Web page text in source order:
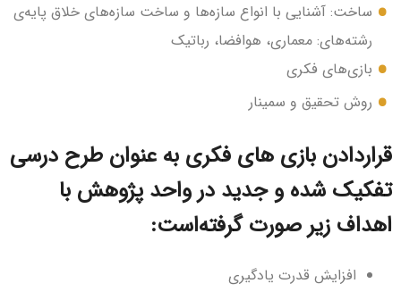
ساخت: آشنایی با انواع سازه‌ها و ساخت سازه‌های خلاق پایه‌ی
رشته‌های: معماری، هوافضا، رباتیک
بازی‌های فکری
روش تحقیق و سمینار
قراردادن بازی های فکری به عنوان طرح درسی
تفکیک شده و جدید در واحد پژوهش با
اهداف زیر صورت گرفته‌است:
افزایش قدرت یادگیری